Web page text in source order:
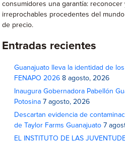
consumidores una garantía:
irreprochables procedentes del
de precio.
Entradas recientes
Guanajuato lleva la identidad de
FENAPO 2026 8 agosto, 2026
Inaugura Gobernadora Pabellón
Potosina 7 agosto, 2026
Descartan evidencia de
de Taylor Farms Guanajuato 7
EL INSTITUTO DE LAS